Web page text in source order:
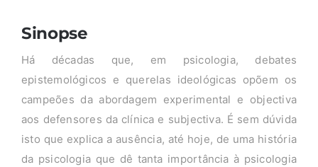
Sinopse
Há décadas que, em psicologia, debates
epistemológicos e querelas ideológicas opõem os
campeões da abordagem experimental e objectiva
aos defensores da clínica e subjectiva. É sem dúvida
isto que explica a ausência, até hoje, de uma história
da psicologia que dê tanta importância à psicologia